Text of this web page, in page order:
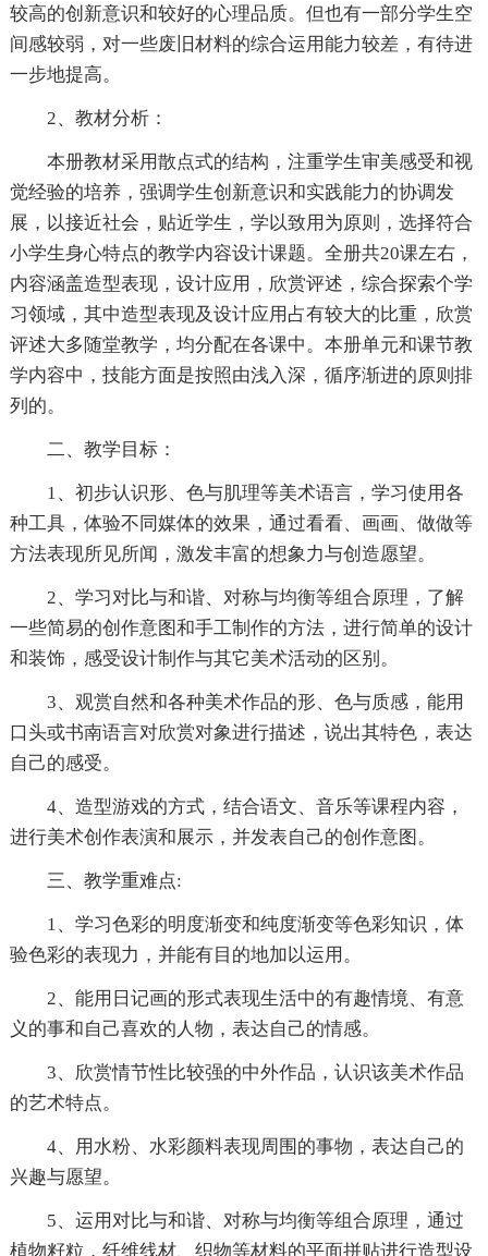
较高的创新意识和较好的心理品质。但也有一部分学生空
间感较弱，对一些废旧材料的综合运用能力较差，有待进
一步地提高。
2、教材分析：
本册教材采用散点式的结构，注重学生审美感受和视
觉经验的培养，强调学生创新意识和实践能力的协调发
展，以接近社会，贴近学生，学以致用为原则，选择符合
小学生身心特点的教学内容设计课题。全册共20课左右，
内容涵盖造型表现，设计应用，欣赏评述，综合探索个学
习领域，其中造型表现及设计应用占有较大的比重，欣赏
评述大多随堂教学，均分配在各课中。本册单元和课节教
学内容中，技能方面是按照由浅入深，循序渐进的原则排
列的。
二、教学目标：
1、初步认识形、色与肌理等美术语言，学习使用各
种工具，体验不同媒体的效果，通过看看、画画、做做等
方法表现所见所闻，激发丰富的想象力与创造愿望。
2、学习对比与和谐、对称与均衡等组合原理，了解
一些简易的创作意图和手工制作的方法，进行简单的设计
和装饰，感受设计制作与其它美术活动的区别。
3、观赏自然和各种美术作品的形、色与质感，能用
口头或书南语言对欣赏对象进行描述，说出其特色，表达
自己的感受。
4、造型游戏的方式，结合语文、音乐等课程内容，
进行美术创作表演和展示，并发表自己的创作意图。
三、教学重难点:
1、学习色彩的明度渐变和纯度渐变等色彩知识，体
验色彩的表现力，并能有目的地加以运用。
2、能用日记画的形式表现生活中的有趣情境、有意
义的事和自己喜欢的人物，表达自己的情感。
3、欣赏情节性比较强的中外作品，认识该美术作品
的艺术特点。
4、用水粉、水彩颜料表现周围的事物，表达自己的
兴趣与愿望。
5、运用对比与和谐、对称与均衡等组合原理，通过
植物籽粒，纤维线材、织物等材料的平面拼贴进行造型设